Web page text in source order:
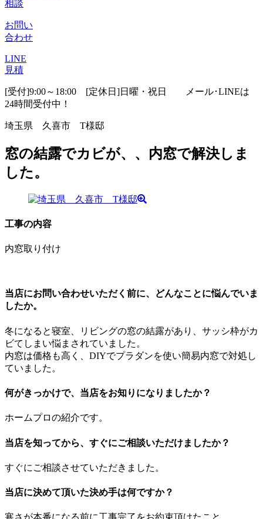
相談
お問い
合わせ
LINE
見積
[受付]9:00～18:00 [定休日]日曜・祝日
メール･LINEは
24時間受付中！
埼玉県 久喜市 T様邸
窓の結露でカビが、、内窓で解決しま
した。
工事の内容
内窓取り付け
当店にお問い合わせいただく前に、どんなことに悩んでいま
したか。
冬になると寝室、リビングの窓の結露があり、サッシ枠がカ
ビてしまい悩まされていました。
内窓は価格も高く、DIYでプラダンを使い簡易内窓で対処し
ていました。
何がきっかけで、当店をお知りになりましたか？
ホームプロの紹介です。
当店を知ってから、すぐにご相談いただけましたか？
すぐにご相談させていただきました。
当店に決めて頂いた決め手は何ですか？